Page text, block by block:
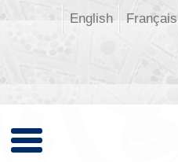
Français
English